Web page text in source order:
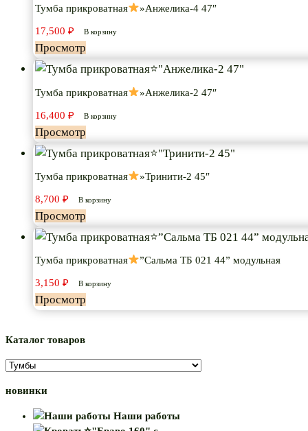
Тумба прикроватная »Анжелика-4 47″
17,500 ₽ В корзину
Просмотр
Тумба прикроватная »Анжелика-2 47″
16,400 ₽ В корзину
Просмотр
Тумба прикроватная »Тринити-2 45″
8,700 ₽ В корзину
Просмотр
Тумба прикроватная ”Сальма ТБ 021 44” модульная
3,150 ₽ В корзину
Просмотр
Каталог товаров
новинки
Наши работы